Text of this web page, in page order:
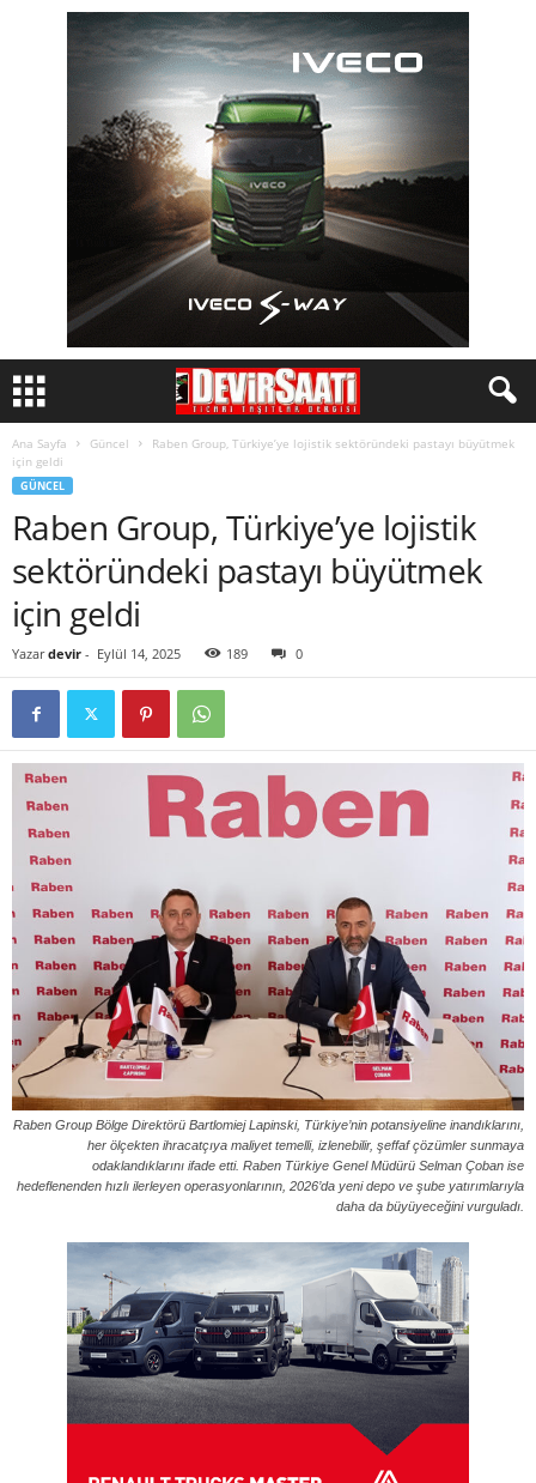
Ana Sayfa Güncel
Raben Group, Türkiye’ye lojistik sektöründeki pastayı büyütmek
için geldi
GÜNCEL
Raben Group, Türkiye’ye lojistik
sektöründeki pastayı büyütmek
için geldi
Yazar devir - Eylül 14, 2025 189 0
Raben Group Bölge Direktörü Bartlomiej Lapinski, Türkiye’nin potansiyeline inandıklarını,
her ölçekten ihracatçıya maliyet temelli, izlenebilir, şeffaf çözümler sunmaya
odaklandıklarını ifade etti. Raben Türkiye Genel Müdürü Selman Çoban ise
hedeflenenden hızlı ilerleyen operasyonlarının, 2026’da yeni depo ve şube yatırımlarıyla
daha da büyüyeceğini vurguladı.